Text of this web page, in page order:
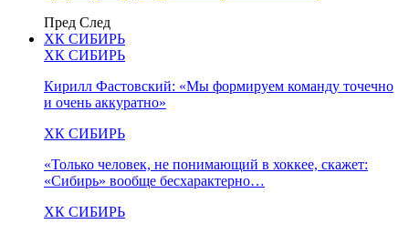
Пред След
ХК СИБИРЬ
ХК СИБИРЬ
Кирилл Фастовский: «Мы формируем команду точечно
и очень аккуратно»
ХК СИБИРЬ
«Только человек, не понимающий в хоккее, скажет:
«Сибирь» вообще бесхарактерно…
ХК СИБИРЬ